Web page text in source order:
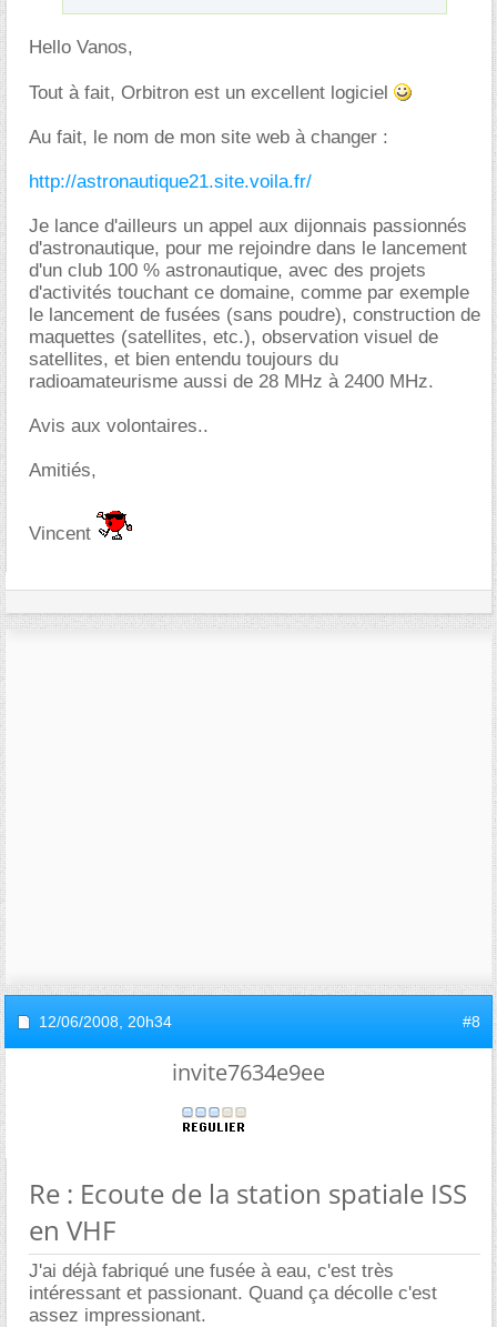
Hello Vanos,
Tout à fait, Orbitron est un excellent logiciel
Au fait, le nom de mon site web à changer :
http://astronautique21.site.voila.fr/
Je lance d'ailleurs un appel aux dijonnais passionnés
d'astronautique, pour me rejoindre dans le lancement
d'un club 100 % astronautique, avec des projets
d'activités touchant ce domaine, comme par exemple
le lancement de fusées (sans poudre), construction de
maquettes (satellites, etc.), observation visuel de
satellites, et bien entendu toujours du
radioamateurisme aussi de 28 MHz à 2400 MHz.
Avis aux volontaires..
Amitiés,
Vincent
12/06/2008, 20h34 #8
invite7634e9ee
Re : Ecoute de la station spatiale ISS
en VHF
J'ai déjà fabriqué une fusée à eau, c'est très
intéressant et passionant. Quand ça décolle c'est
assez impressionant.